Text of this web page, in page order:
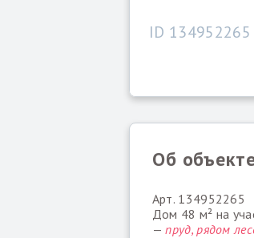
ID 134952265
Об
Арт. 134952265
Дом 48 м² на
—пруд, рядом